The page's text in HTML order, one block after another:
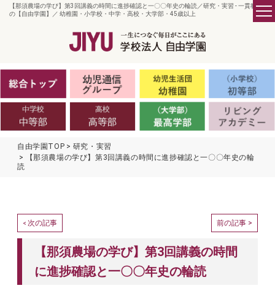
【那須農場の学び】第3回講義の時間に進捗確認と一〇〇年史の輪読／研究・実習 - 一貫教育
の【自由学園】／ 幼稚園・小学校・中学・高校・大学部・45歳以上
自由学園TOP
研究・実習
【那須農場の学び】第3回講義の時間に進捗確認と一〇〇年史の輪
読
< 次の記事 前の記事 >
【那須農場の学び】第3回講義の時間
に進捗確認と一〇〇年史の輪読